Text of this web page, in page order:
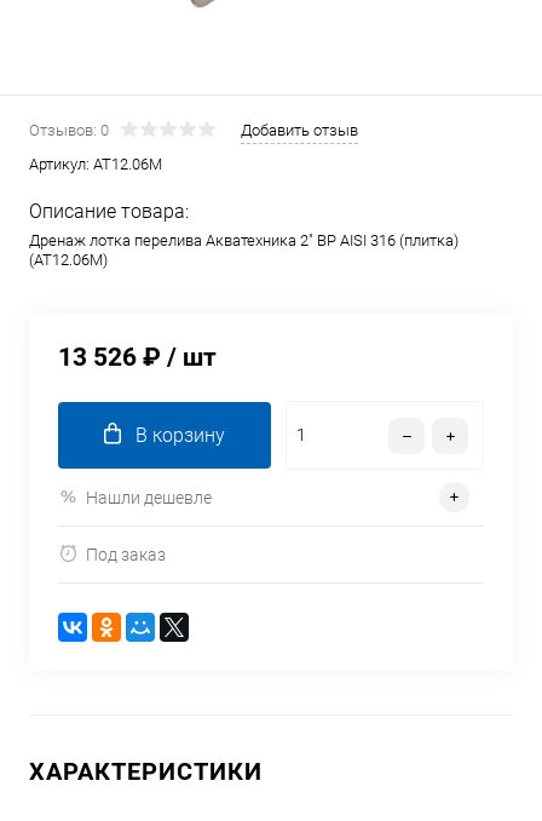
Отзывов: 0
Добавить отзыв
Артикул: AT12.06M
Описание товара:
Дренаж лотка перелива Акватехника 2" ВР AISI 316 (плитка)
(AT12.06M)
13 526 ₽ / шт
В корзину
Нашли дешевле
Под заказ
ХАРАКТЕРИСТИКИ